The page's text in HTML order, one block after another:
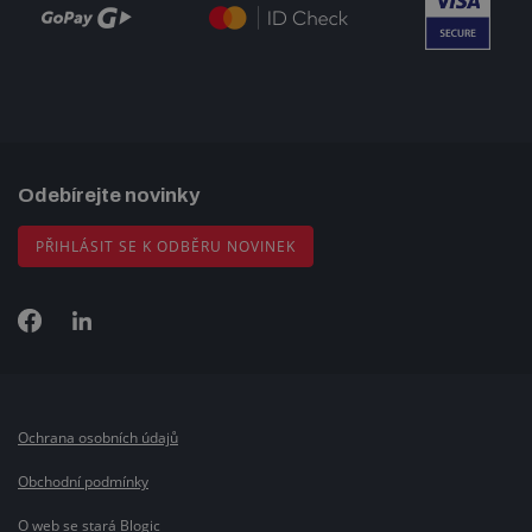
Odebírejte novinky
PŘIHLÁSIT SE K ODBĚRU NOVINEK
Ochrana osobních údajů
Obchodní podmínky
O web se stará Blogic